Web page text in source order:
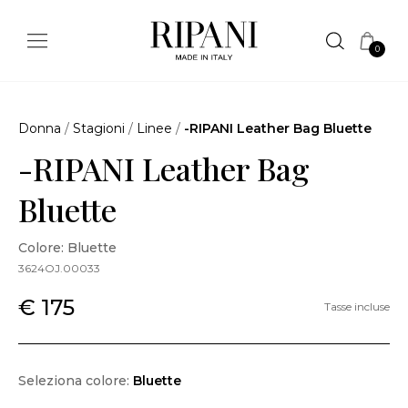
0
Donna / Stagioni / Linee / -RIPANI Leather Bag Bluette
-RIPANI Leather Bag
Bluette
Colore: Bluette
3624OJ.00033
€ 175 Tasse incluse
Seleziona colore: Bluette